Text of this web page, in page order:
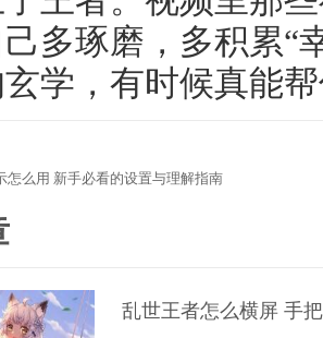
多琢磨，多积累“
学，有时候真能
怎么用 新手必看的设置与理解指南
乱世王者怎么横屏 手